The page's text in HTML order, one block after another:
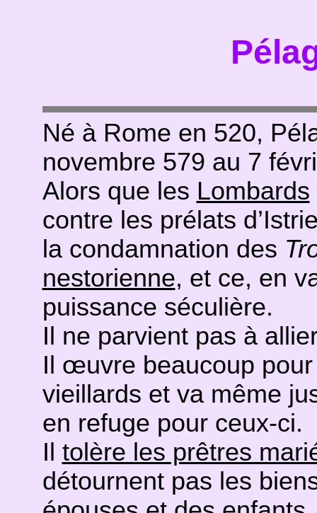
Né à Rome en 520,
novembre 579 au 7
Alors que les Lombards
contre les prélats
la condamnation des
nestorienne, et ce, en
puissance séculière.
Il ne parvient pas à
Il œuvre beaucoup
vieillards et va même
en refuge pour ceux-ci.
Il tolère les prêtres
détournent pas les